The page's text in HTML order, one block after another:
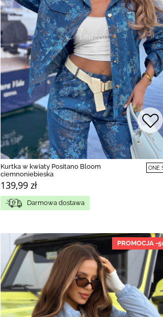
Kurtka w kwiaty Positano Bloom
ciemnoniebieska
139,99 zł
ONE
Darmowa dostawa
PROMOCJA -